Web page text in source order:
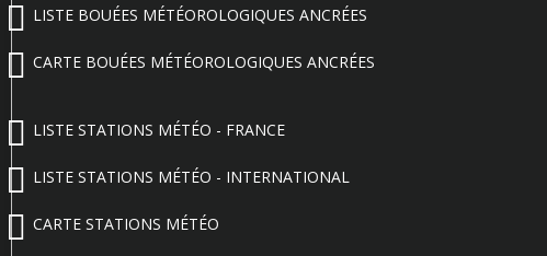
LISTE BOUÉES MÉTÉOROLOGIQUES ANCRÉES
CARTE BOUÉES MÉTÉOROLOGIQUES ANCRÉES
LISTE STATIONS MÉTÉO - FRANCE
LISTE STATIONS MÉTÉO - INTERNATIONAL
CARTE STATIONS MÉTÉO